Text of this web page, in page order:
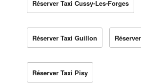
Réserver Taxi Cussy-Les-Forges
Réserver Taxi Guillon
Réserver Taxi Pisy